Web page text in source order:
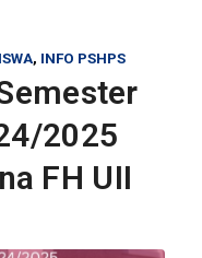
, INFO PSHPS
2025
FH UII